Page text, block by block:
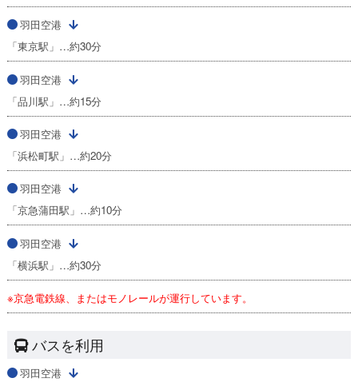
羽田空港
「東京駅」…約30分
羽田空港
「品川駅」…約15分
羽田空港
「浜松町駅」…約20分
羽田空港
「京急蒲田駅」…約10分
羽田空港
「横浜駅」…約30分
※京急電鉄線、またはモノレールが運行しています。
バスを利用
羽田空港